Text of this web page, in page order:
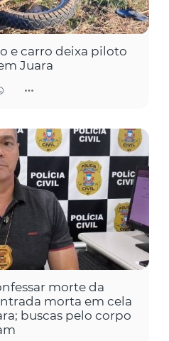
e carro deixa piloto
Juara
morte da
morta em cela
buscas pelo corpo